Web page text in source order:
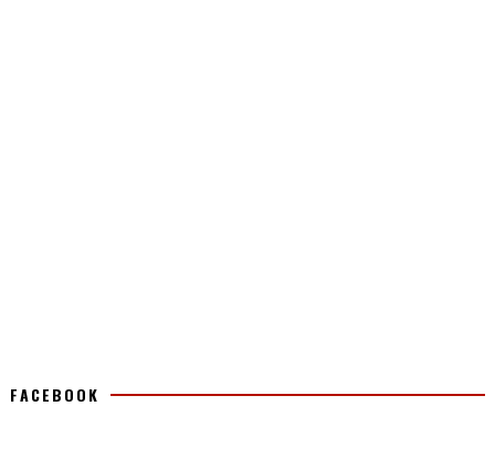
FACEBOOK